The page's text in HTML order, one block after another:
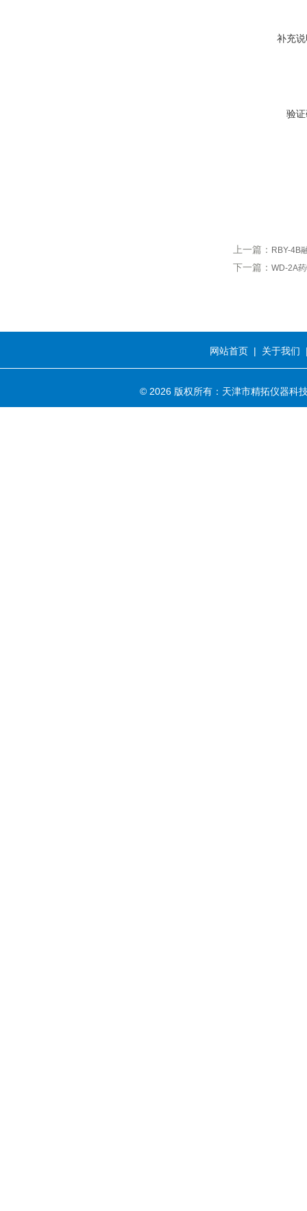
补充
验
上一篇： RBY-4B
下一篇： WD-2A
网站首页 | 关于我们
© 2026 版权所有：天津市精拓仪器科